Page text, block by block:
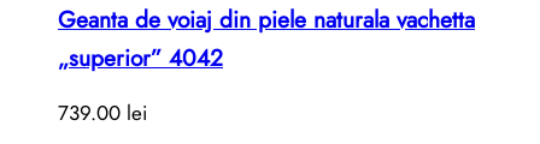
are
Geanta de voiaj din piele naturala vachetta
„superior” 4042
739.00 lei